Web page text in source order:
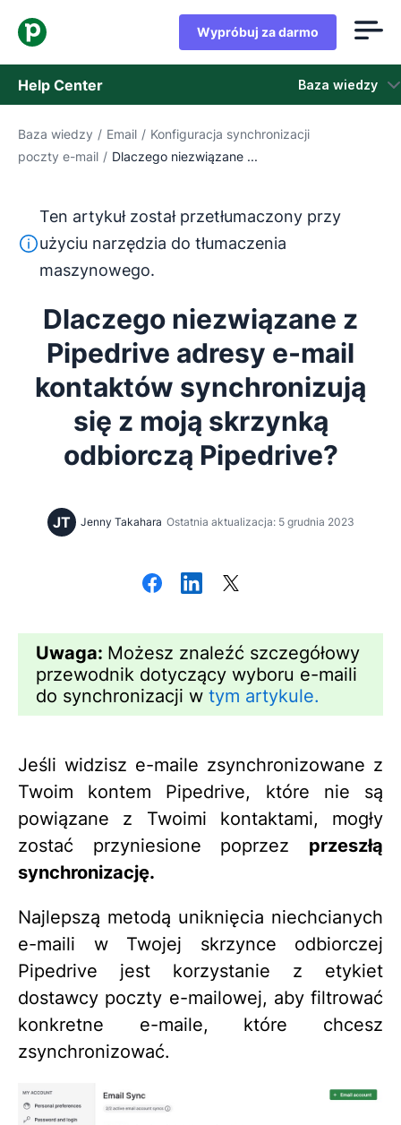
Wypróbuj za darmo
Help Center Baza wiedzy
Baza wiedzy
Skontaktuj się z obsługą klienta
Baza wiedzy / Email / Konfiguracja synchronizacji
poczty e-mail / Dlaczego niezwiązane ...
Ten tekst został przetłumaczony z języka
Ten artykuł został przetłumaczony przy
użyciu narzędzia do tłumaczenia
maszynowego.
Dlaczego niezwiązane z
Pipedrive adresy e-mail
kontaktów synchronizują
się z moją skrzynką
odbiorczą Pipedrive?
JT Jenny Takahara Ostatnia aktualizacja: 5 grudnia 2023
Uwaga: Możesz znaleźć szczegółowy
przewodnik dotyczący wyboru e-maili
do synchronizacji w tym artykule.
Jeśli widzisz e-maile zsynchronizowane z
Twoim kontem Pipedrive, które nie są
powiązane z Twoimi kontaktami, mogły
zostać przyniesione poprzez przeszłą
synchronizację.
Najlepszą metodą uniknięcia niechcianych
e-maili w Twojej skrzynce odbiorczej
Pipedrive jest korzystanie z etykiet
dostawcy poczty e-mailowej, aby filtrować
konkretne e-maile, które chcesz
zsynchronizować.